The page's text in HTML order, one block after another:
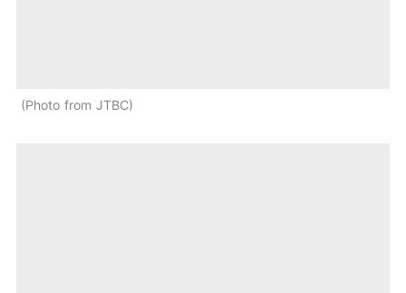
Photo from JTBC